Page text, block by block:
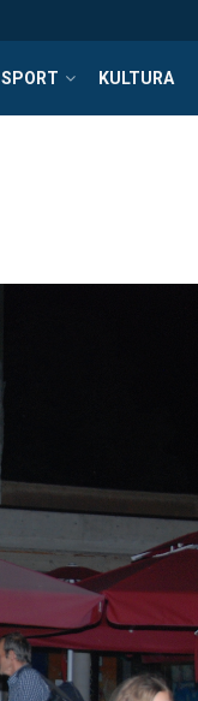
SPORT KULTURA